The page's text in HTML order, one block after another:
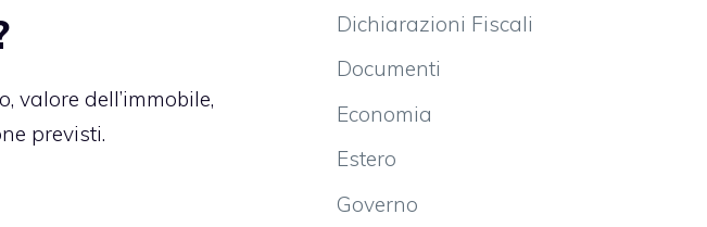
valore dell’immobile,
previsti.
Dichiarazioni Fiscali
Documenti
Economia
Estero
Governo